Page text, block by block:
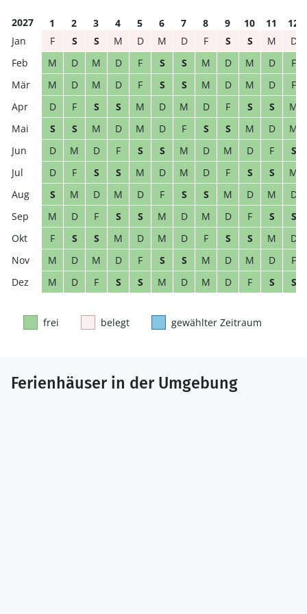
2027 1 2 3 4 5 6 7 8 9 10 11
12
F
S S M D M D F S S M
D
M
D M D F S S M D M D
F
M
D M D F S S M D M D
F
D
F S S M D M D F S S
M
S
S M D M D F S S M D
M
D
M D F S S M D M D F
S
D
F S S M D M D F S S
M
S
M D M D F S S M D M
D
M
D F S S M D M D F S
S
F
S S M D M D F S S M
D
M
D M D F S S M D M D
F
M
D F S S M D M D F S S
frei belegt gewählter Zeitraum
Ferienhäuser in der Umgebung